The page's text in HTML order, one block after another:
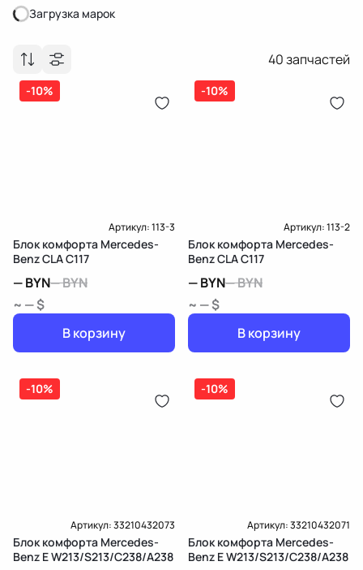
Загрузка марок
Загрузка марок
40запчастей
-10%
Артикул:113-3
Блок комфорта Mercedes-
Benz CLA C117
—BYN—BYN
~ — $
В корзину
-10%
Артикул:113-2
Блок комфорта Mercedes-
Benz CLA C117
—BYN—BYN
~ — $
В корзину
-10%
Артикул:33210432073
Блок комфорта Mercedes-
Benz E W213/S213/C238/A238
-10%
Артикул:33210432071
Блок комфорта Mercedes-
Benz E W213/S213/C238/A238